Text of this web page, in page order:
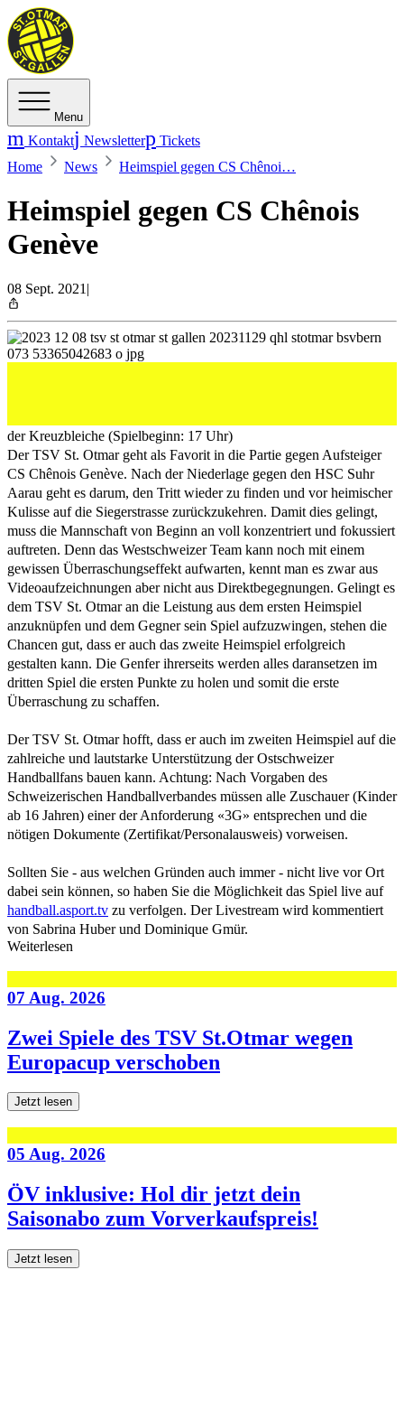
Menu
Kontakt Newsletter
Tickets
Home
News Heimspiel gegen CS Chênoi…
Heimspiel gegen CS Chênois
Genève
08 Sept. 2021 |
der Kreuzbleiche (Spielbeginn: 17 Uhr)
Der TSV St. Otmar geht als Favorit in die Partie gegen Aufsteiger
CS Chênois Genève. Nach der Niederlage gegen den HSC Suhr
Aarau geht es darum, den Tritt wieder zu finden und vor heimischer
Kulisse auf die Siegerstrasse zurückzukehren. Damit dies gelingt,
muss die Mannschaft von Beginn an voll konzentriert und fokussiert
auftreten. Denn das Westschweizer Team kann noch mit einem
gewissen Überraschungseffekt aufwarten, kennt man es zwar aus
Videoaufzeichnungen aber nicht aus Direktbegegnungen. Gelingt es
dem TSV St. Otmar an die Leistung aus dem ersten Heimspiel
anzuknüpfen und dem Gegner sein Spiel aufzuzwingen, stehen die
Chancen gut, dass er auch das zweite Heimspiel erfolgreich
gestalten kann. Die Genfer ihrerseits werden alles daransetzen im
dritten Spiel die ersten Punkte zu holen und somit die erste
Überraschung zu schaffen.
Der TSV St. Otmar hofft, dass er auch im zweiten Heimspiel auf die
zahlreiche und lautstarke Unterstützung der Ostschweizer
Handballfans bauen kann. Achtung: Nach Vorgaben des
Schweizerischen Handballverbandes müssen alle Zuschauer (Kinder
ab 16 Jahren) einer der Anforderung «3G» entsprechen und die
nötigen Dokumente (Zertifikat/Personalausweis) vorweisen.
Sollten Sie - aus welchen Gründen auch immer - nicht live vor Ort
dabei sein können, so haben Sie die Möglichkeit das Spiel live auf
handball.asport.tv zu verfolgen. Der Livestream wird kommentiert
von Sabrina Huber und Dominique Gmür.
Weiterlesen
07 Aug. 2026
Zwei Spiele des TSV St.Otmar wegen
Europacup verschoben
Jetzt lesen
05 Aug. 2026
ÖV inklusive: Hol dir jetzt dein
Saisonabo zum Vorverkaufspreis!
Jetzt lesen